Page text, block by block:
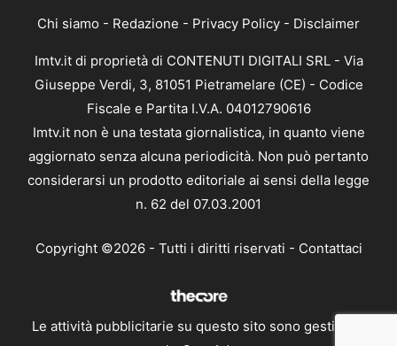
Chi siamo - Redazione - Privacy Policy - Disclaimer
Imtv.it di proprietà di CONTENUTI DIGITALI SRL - Via
Giuseppe Verdi, 3, 81051 Pietramelare (CE) - Codice
Fiscale e Partita I.V.A. 04012790616
Imtv.it non è una testata giornalistica, in quanto viene
aggiornato senza alcuna periodicità. Non può pertanto
considerarsi un prodotto editoriale ai sensi della legge
n. 62 del 07.03.2001
Copyright ©2026 - Tutti i diritti riservati - Contattaci
Le attività pubblicitarie su questo sito sono gestite da